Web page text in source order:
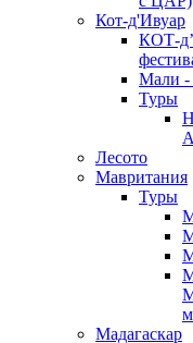
Кот-д'Ивуар
КОТ-
Мали -
Туры
Лесото
Мавритания
Туры
Мадагаскар